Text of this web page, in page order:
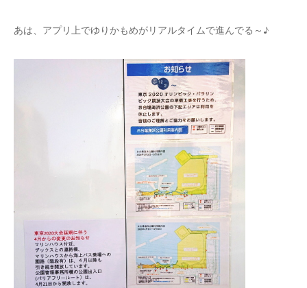
あは、アプリ上でゆりかもめがリアルタイムで進んでる～♪